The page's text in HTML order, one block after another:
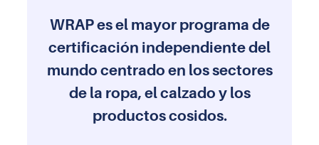
WRAP es el mayor programa de
certificación independiente del
mundo centrado en los sectores
de la ropa, el calzado y los
productos cosidos.